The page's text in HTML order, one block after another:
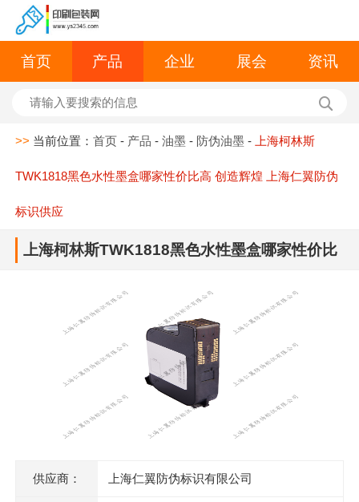
首页 产品 企业 展会 资讯
>> 当前位置：首页 - 产品 -油墨 - 防伪油墨 - 上海柯林斯
TWK1818黑色水性墨盒哪家性价比高 创造辉煌 上海仁翼防伪
标识供应
上海柯林斯TWK1818黑色水性墨盒哪家性价比
供应商： 上海仁翼防伪标识有限公司